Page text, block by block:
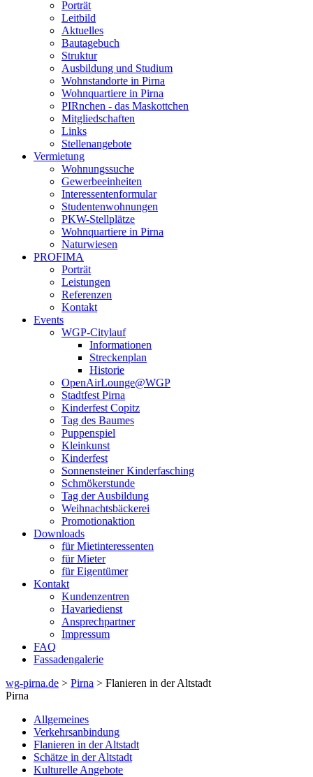
Porträt
Leitbild
Aktuelles
Bautagebuch
Struktur
Ausbildung und Studium
Wohnstandorte in Pirna
Wohnquartiere in Pirna
PIRnchen - das Maskottchen
Mitgliedschaften
Links
Stellenangebote
Vermietung
Wohnungssuche
Gewerbeeinheiten
Interessentenformular
Studentenwohnungen
PKW-Stellplätze
Wohnquartiere in Pirna
Naturwiesen
PROFIMA
Porträt
Leistungen
Referenzen
Kontakt
Events
WGP-Citylauf
Informationen
Streckenplan
Historie
OpenAirLounge@WGP
Stadtfest Pirna
Kinderfest Copitz
Tag des Baumes
Puppenspiel
Kleinkunst
Kinderfest
Sonnensteiner Kinderfasching
Schmökerstunde
Tag der Ausbildung
Weihnachtsbäckerei
Promotionaktion
Downloads
für Mietinteressenten
für Mieter
für Eigentümer
Kontakt
Kundenzentren
Havariedienst
Ansprechpartner
Impressum
FAQ
Fassadengalerie
wg-pirna.de > Pirna > Flanieren in der Altstadt
Pirna
Allgemeines
Verkehrsanbindung
Flanieren in der Altstadt
Schätze in der Altstadt
Kulturelle Angebote